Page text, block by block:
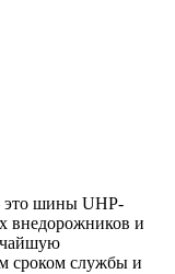
это шины UHP-
внедорожников и
сроком службы и